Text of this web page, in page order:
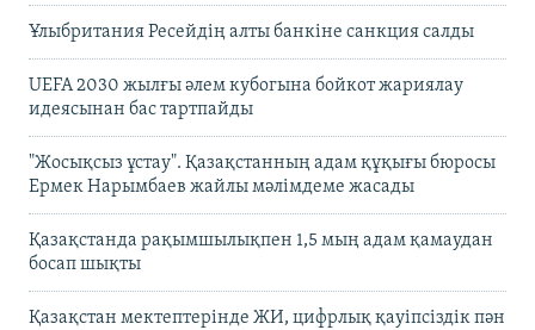
Ұлыбритания Ресейдің алты банкіне санкция салды
UEFA 2030 жылғы әлем кубогына бойкот жариялау
идеясынан бас тартпайды
"Жосықсыз ұстау". Қазақстанның адам құқығы бюросы
Ермек Нарымбаев жайлы мәлімдеме жасады
Қазақстанда рақымшылықпен 1,5 мың адам қамаудан
босап шықты
Қазақстан мектептерінде ЖИ, цифрлық қауіпсіздік пән